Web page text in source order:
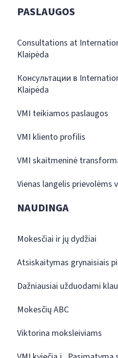
PASLAUGOS
Consultations at
Klaipėda
Консультации в
Klaipėda
VMI teikiamos paslaugos
VMI kliento profilis
VMI skaitmeninė
Vienas langelis prievolėms
NAUDINGA
Mokesčiai ir jų dydžiai
Atsiskaitymas grynaisiais
Dažniausiai užduodami
Mokesčių ABC
Viktorina moksleiviams